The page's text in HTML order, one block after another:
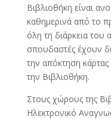
Βιβλιοθήκη είναι
καθηµερινά από το
όλη τη διάρκεια του
σπουδαστές έχουν
την απόκτηση
την Βιβλιοθήκη.
Στους χώρους της
Ηλεκτρονικό